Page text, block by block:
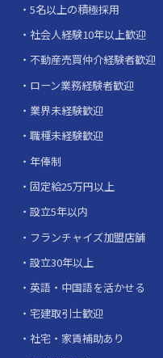
5名以上の積極採用
社会人経験10年以上歓迎
不動産売買仲介経験者歓迎
ローン業務経験者歓迎
業界未経験歓迎
職種未経験歓迎
年俸制
固定給25万円以上
設立5年以内
フランチャイズ加盟店舗
設立30年以上
英語・中国語を活かせる
宅建取引士歓迎
社宅・家賃補助あり